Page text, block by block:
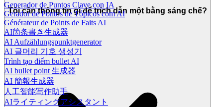
Generador de Puntos Clave con IA
Gerador de Pontos de Tópicos com AI
Générateur de Points de Faits AI
AI箇条書き生成器
AI Aufzählungspunktgenerator
AI 글머리 기호 생성기
Trình tạo điểm bullet AI
AI bullet point 生成器
AI 簡報生成器
人工智能写作助手
AIライティングアシスタント
Tôi cần thông tin gì để trích dẫn một bằng sáng chế?